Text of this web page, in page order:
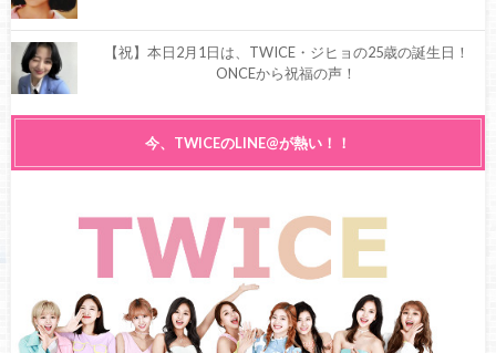
【祝】本日2月1日は、TWICE・ジヒョの25歳の誕生日！
ONCEから祝福の声！
【祝】本日2月1日は、TWICE・ジヒョの24歳の誕生日！ファ
ンから祝福の声！
TWICE・ジヒョが使用しているアイシャドウは日本製！？
ONCEの間で話題に！【徹底調査】
【祝福】2月1日はTWICEジヒョの誕生日！TWICEメンバーか
らの誕生日プレゼントは？
今、TWICEのLINE@が熱い！！